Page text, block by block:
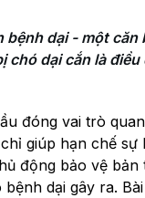
dại - một
dại cắn là
đóng vai trò
giúp hạn chế sự
động bảo vệ
dại gây ra.